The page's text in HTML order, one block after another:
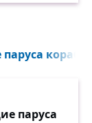
паруса